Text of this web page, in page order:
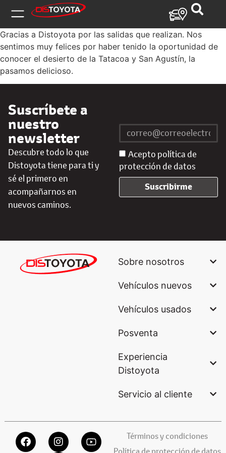
Gracias a Distoyota por las salidas que realizan. Nos
sentimos muy felices por haber tenido la oportunidad de
conocer el desierto de la Tatacoa y San Agustín, la
pasamos delicioso.
Suscríbete a
nuestro
newsletter
Descubre todo lo que
Distoyota tiene para ti y
sé el primero en
acompañarnos en
nuevos caminos.
Acepto política de
protección de datos
Suscribirme
Sobre nosotros
Vehículos nuevos
Vehículos usados
Posventa
Experiencia
Distoyota
Servicio al cliente
Términos y condiciones
Política de protección de datos